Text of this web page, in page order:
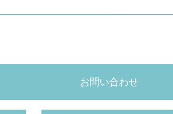
お問い合わせ